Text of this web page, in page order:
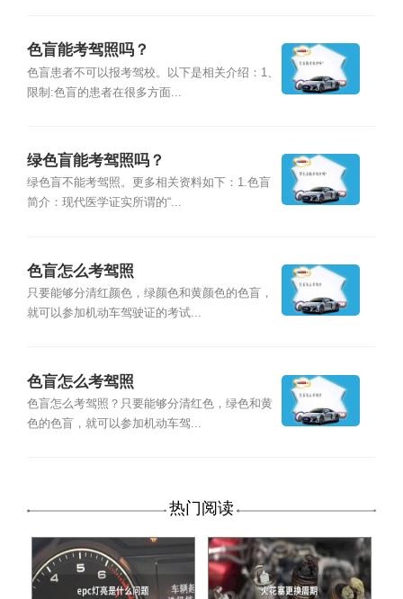
色盲能考驾照吗？
色盲患者不可以报考驾校。以下是相关介绍：1、
限制:色盲的患者在很多方面...
绿色盲能考驾照吗？
绿色盲不能考驾照。更多相关资料如下：1.色盲
简介：现代医学证实所谓的“...
色盲怎么考驾照
只要能够分清红颜色，绿颜色和黄颜色的色盲，
就可以参加机动车驾驶证的考试...
色盲怎么考驾照
色盲怎么考驾照？只要能够分清红色，绿色和黄
色的色盲，就可以参加机动车驾...
热门阅读